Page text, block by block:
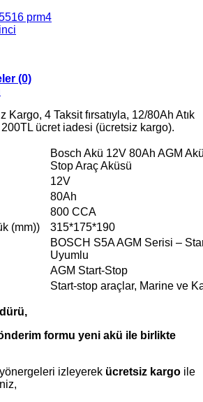
(0)
Kargo, 4 Taksit fırsatıyla, 12/80Ah Atık
200TL ücret iadesi (ücretsiz kargo).
Bosch Akü 12V 80Ah AGM
Stop Araç Aküsü
12V
80Ah
800 CCA
(mm))
315*175*190
BOSCH S5A AGM Serisi –
Uyumlu
AGM Start-Stop
Start-stop araçlar, Marine ve
formu yeni akü ile birlikte
izleyerek ücretsiz kargo ile